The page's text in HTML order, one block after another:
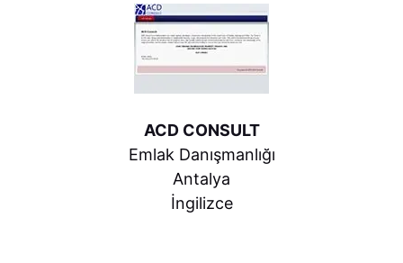
ACD CONSULT
Emlak Danışmanlığı
Antalya
İngilizce